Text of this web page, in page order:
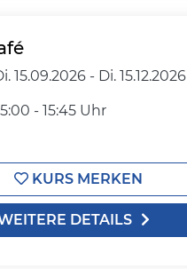
15.09.2026 - Di. 15.12.2026
- 15:45 Uhr
KURS MERKEN
DETAILS